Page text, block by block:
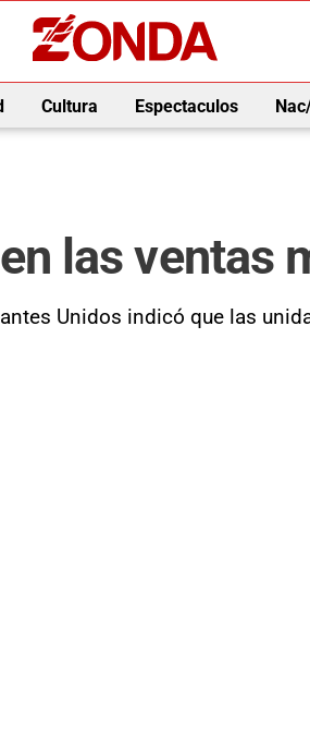
Cultura Espectaculos
las ventas
Unidos indicó que las